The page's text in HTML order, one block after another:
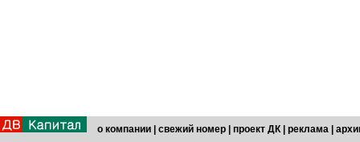
о компании свежий номер проект ДК реклама